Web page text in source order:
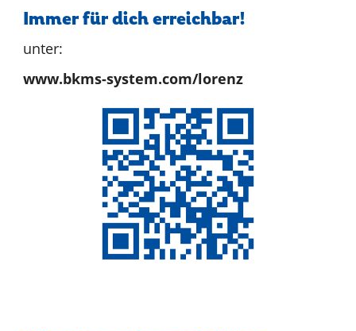
Immer für dich erreichbar!
unter:
www.bkms-system.com/lorenz